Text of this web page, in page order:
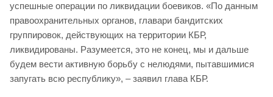
успешные операции по ликвидации боевиков. «По данным
правоохранительных органов, главари бандитских
группировок, действующих на территории КБР,
ликвидированы. Разумеется, это не конец, мы и дальше
будем вести активную борьбу с нелюдями, пытавшимися
запугать всю республику», – заявил глава КБР.